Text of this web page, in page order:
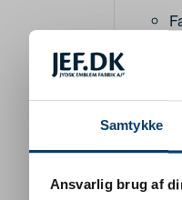
Samtykke
Ansvarlig brug af